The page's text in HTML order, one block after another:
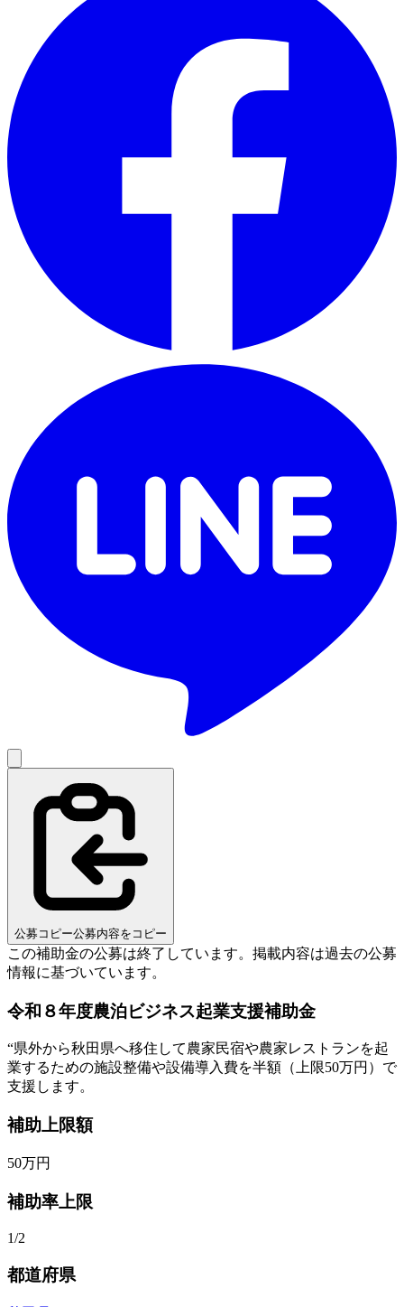
公募コピー公募内容をコピー
この補助金の公募は終了しています。 掲載内容は過去の公募
情報に基づいています。
令和８年度農泊ビジネス起業支援補助金
“県外から秋田県へ移住して農家民宿や農家レストランを起
業するための施設整備や設備導入費を半額（上限50万円）で
支援します。
補助上限額
50万円
補助率上限
1/2
都道府県